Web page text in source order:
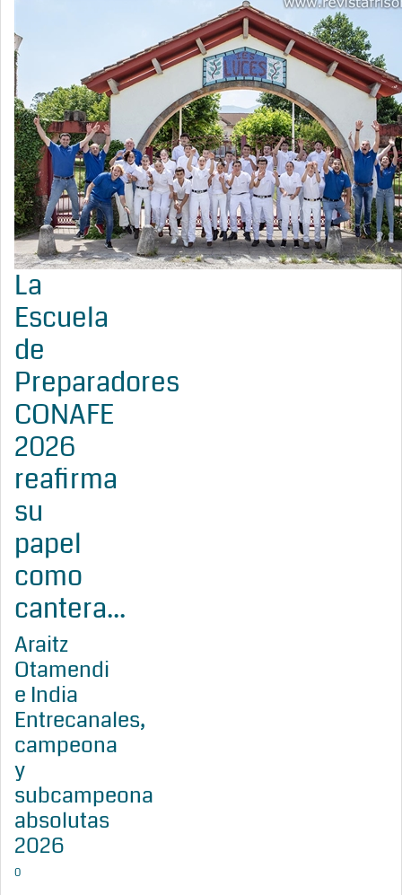
La
Escuela
de
Preparadores
CONAFE
2026
reafirma
su
papel
como
cantera...
Araitz
Otamendi
e India
Entrecanales,
campeona
y
subcampeona
absolutas
2026
0